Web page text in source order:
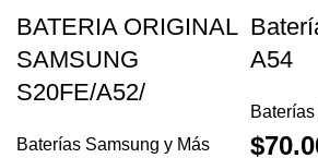
BATERIA ORIGINAL
SAMSUNG
S20FE/A52/
Baterías Samsung y Más
A54
$